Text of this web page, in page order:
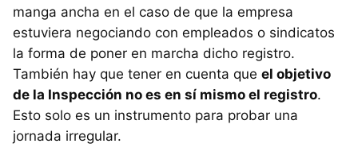
manga ancha en el caso de que la empresa
estuviera negociando con empleados o sindicatos
la forma de poner en marcha dicho registro.
También hay que tener en cuenta que el objetivo
de la Inspección no es en sí mismo el registro.
Esto solo es un instrumento para probar una
jornada irregular.